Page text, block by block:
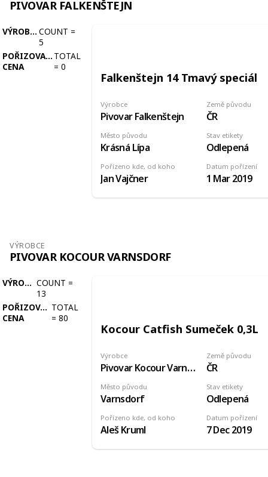
PIVOVAR FALKENŠTEJN
VÝROBCE COUNT =
5
POŘIZOVACÍ
CENA
TOTAL
= 0
Falkenštejn 14 Tmavý speciál
Výrobce
Pivovar Falkenštejn
Země původu
ČR
Pořízeno kde, od koho
Jan Vajčner
Stav etikety
Odlepená
Datum pořízení
1 Mar 2019
Město původu
Krásná Lípa
VÝROBCE
PIVOVAR KOCOUR VARNSDORF
VÝROBCE COUNT =
13
POŘIZOVACÍ
CENA
TOTAL
=80
Kocour Catfish Sumeček 0,3L
Výrobce
Pivovar Kocour Varnsdorf
Země původu
ČR
Pořízeno kde, od koho
Aleš Kruml
Stav etikety
Odlepená
Datum pořízení
7 Dec 2019
Město původu
Varnsdorf